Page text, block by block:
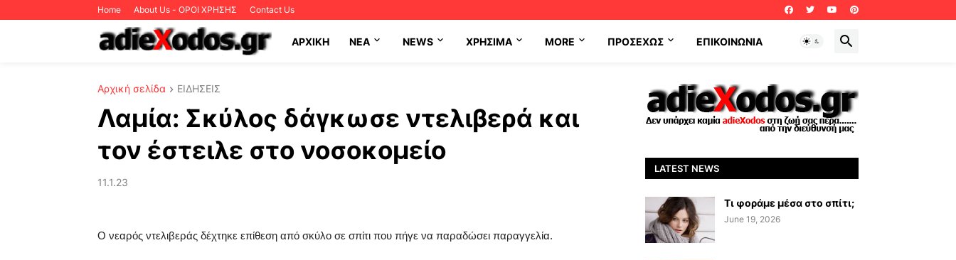
Home About Us - ΟΡΟΙ ΧΡΗΣΗΣ Contact Us
ΑΡΧΙΚΗ NEA NEWS ΧΡΉΣΙΜΑ MORE ΠΡΟΣΕΧΩΣ ΕΠΙΚΟΙΝΩΝΊΑ
Αρχική σελίδα ΕΙΔΗΣΕΙΣ
Λαμία: Σκύλος δάγκωσε ντελιβερά και
τον έστειλε στο νοσοκομείο
11.1.23
Ο νεαρός ντελιβεράς δέχτηκε επίθεση από σκύλο σε σπίτι που πήγε να παραδώσει παραγγελία.
LATEST NEWS
Τι φοράμε μέσα στο σπίτι;
June 19, 2026